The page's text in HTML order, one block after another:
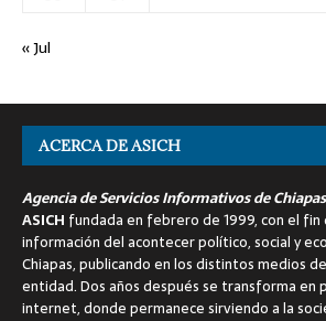
« Jul
ACERCA DE ASICH
Agencia de Servicios Informativos de Chiapas
ASICH fundada en febrero de 1999, con el
información del acontecer político, social y
Chiapas, publicando en los distintos medios
entidad. Dos años después se transforma en
internet, donde permanece sirviendo a la